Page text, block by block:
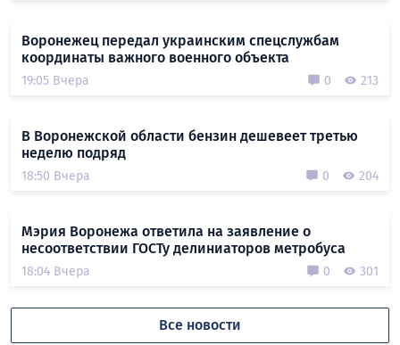
Воронежец передал украинским спецслужбам
координаты важного военного объекта
19:05 Вчера 0 213
В Воронежской области бензин дешевеет третью
неделю подряд
18:50 Вчера 0 204
Мэрия Воронежа ответила на заявление о
несоответствии ГОСТу делиниаторов метробуса
18:04 Вчера 0 301
Все новости